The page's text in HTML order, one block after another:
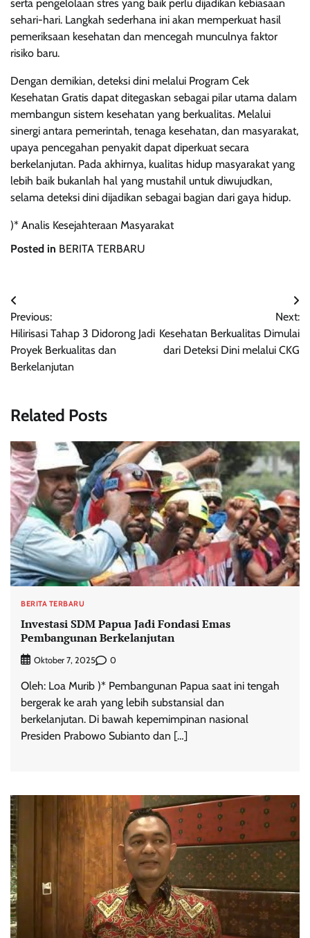
serta pengelolaan stres yang baik perlu dijadikan kebiasaan
sehari-hari. Langkah sederhana ini akan memperkuat hasil
pemeriksaan kesehatan dan mencegah munculnya faktor
risiko baru.
Dengan demikian, deteksi dini melalui Program Cek
Kesehatan Gratis dapat ditegaskan sebagai pilar utama dalam
membangun sistem kesehatan yang berkualitas. Melalui
sinergi antara pemerintah, tenaga kesehatan, dan masyarakat,
upaya pencegahan penyakit dapat diperkuat secara
berkelanjutan. Pada akhirnya, kualitas hidup masyarakat yang
lebih baik bukanlah hal yang mustahil untuk diwujudkan,
selama deteksi dini dijadikan sebagai bagian dari gaya hidup.
)* Analis Kesejahteraan Masyarakat
Posted in BERITA TERBARU
Navigasi
pos
Previous:
Hilirisasi Tahap 3 Didorong Jadi
Proyek Berkualitas dan
Berkelanjutan
Next:
Kesehatan Berkualitas Dimulai
dari Deteksi Dini melalui CKG
Related Posts
BERITA TERBARU
Investasi SDM Papua Jadi Fondasi Emas
Pembangunan Berkelanjutan
Oktober 7, 2025 0
Oleh: Loa Murib )* Pembangunan Papua saat ini tengah
bergerak ke arah yang lebih substansial dan
berkelanjutan. Di bawah kepemimpinan nasional
Presiden Prabowo Subianto dan […]